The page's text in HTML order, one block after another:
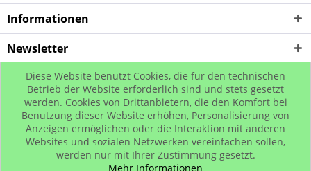
Informationen
Newsletter
* Alle Preise inkl. gesetzl. Mehrwertsteuer zzgl. Versandkosten, wenn nicht
anders beschrieben
© www.urban-street-shop.com
Diese Website benutzt Cookies, die für den technischen
Betrieb der Website erforderlich sind und stets gesetzt
werden. Cookies von Drittanbietern, die den Komfort bei
Benutzung dieser Website erhöhen, Personalisierung von
Anzeigen ermöglichen oder die Interaktion mit anderen
Websites und sozialen Netzwerken vereinfachen sollen,
werden nur mit Ihrer Zustimmung gesetzt.
Mehr Informationen